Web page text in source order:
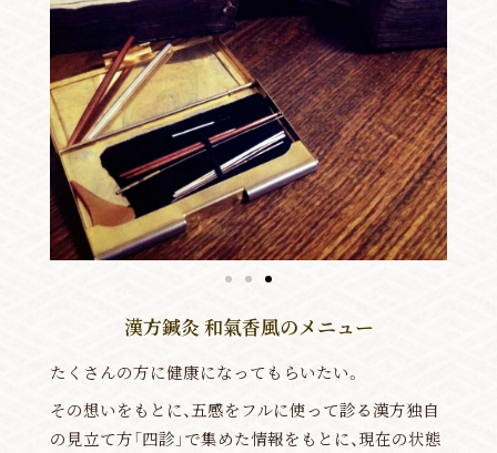
漢方鍼灸 和氣香風のメニュー
たくさんの方に健康になってもらいたい。
その想いをもとに、五感をフルに使って診る漢方独自
の見立て方「四診」で集めた情報をもとに、現在の状態